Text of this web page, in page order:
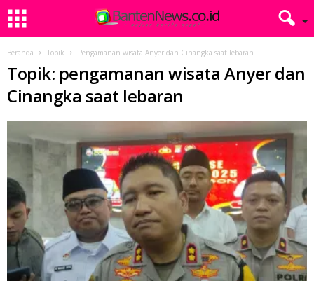
Beranda Topik Pengamanan wisata Anyer dan Cinangka saat lebaran
Topik: pengamanan wisata Anyer dan
Cinangka saat lebaran